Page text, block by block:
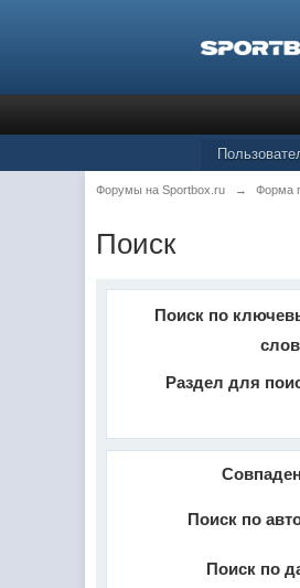
Форумы на Sportbox.ru → Форма
Поиск
Поиск по
Раздел для
Поиск по
Поиск по